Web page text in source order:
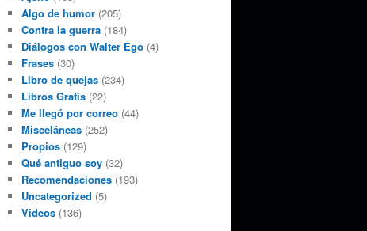
Algo de humor (205)
Contra la guerra (184)
Diálogos con Walter Ego (4)
Frases (30)
Libro de quejas (234)
Libros Gratis (22)
Me llegó por correo (44)
Misceláneas (252)
Propios (129)
Qué antiguo soy (32)
Recomendaciones (193)
Uncategorized (5)
Videos (136)